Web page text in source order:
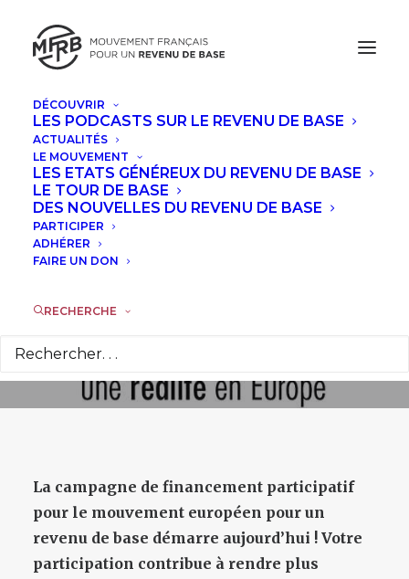
DÉCOUVRIR
LES PODCASTS SUR LE REVENU DE BASE
ACTUALITÉS
LE MOUVEMENT
LES ETATS GÉNÉREUX DU REVENU DE BASE
LE TOUR DE BASE
DES NOUVELLES DU REVENU DE BASE
PARTICIPER
ADHÉRER
FAIRE UN DON
RECHERCHE
Initiative
européenne : et si on
s'en donnait les
La campagne de financement participatif
pour le mouvement européen pour un
revenu de base démarre aujourd’hui ! Votre
participation contribue à rendre plus